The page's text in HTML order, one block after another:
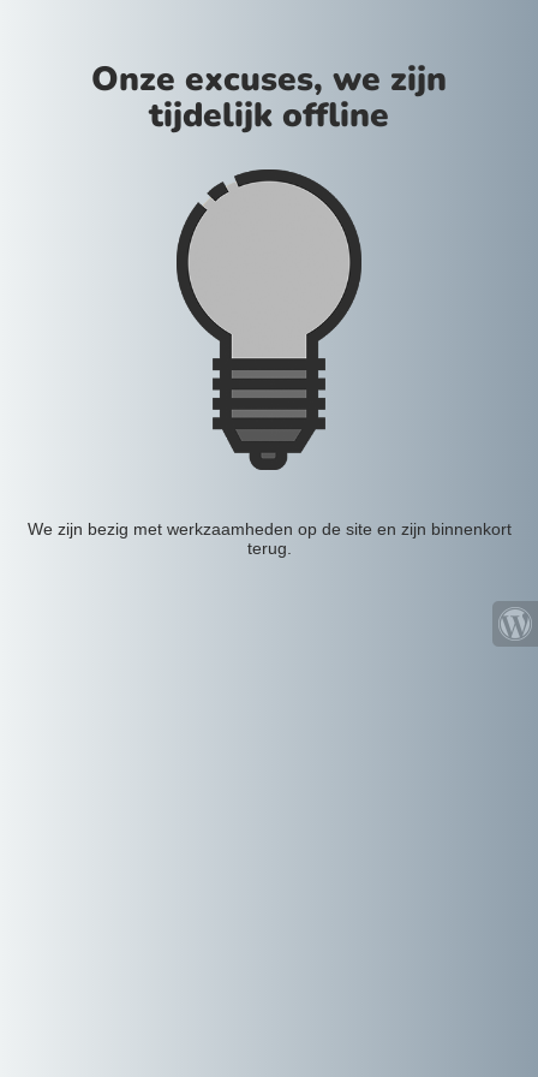
Onze excuses, we zijn
tijdelijk offline
We zijn bezig met werkzaamheden op de site en zijn binnenkort
terug.